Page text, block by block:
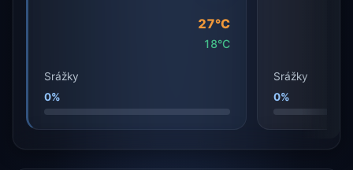
27°C
18°C
Srážky
0%
Srážky
0%